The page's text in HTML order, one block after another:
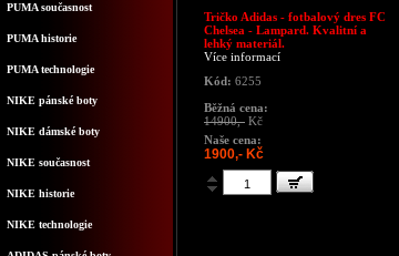
PUMA současnost
PUMA historie
PUMA technologie
NIKE pánské boty
NIKE dámské boty
NIKE současnost
NIKE historie
NIKE technologie
Tričko Adidas - fotbalový dres FC
Chelsea - Lampard. Kvalitní a
lehký materiál.
Více informací
Kód: 6255
Běžná cena:
14900,- Kč
Naše cena:
1900,- Kč